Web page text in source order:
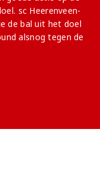
sc Heerenveen-
de bal uit het doel
alsnog tegen de